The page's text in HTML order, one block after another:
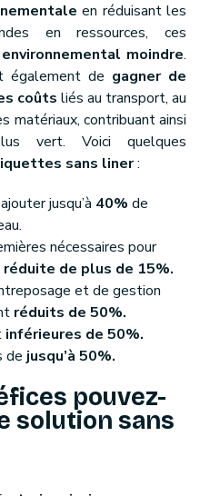
en réduisant les
en ressources, ces
moindre.
également de gagner de
coûts liés au transport, au
matériaux, contribuant ainsi
vert. Voici quelques
sans liner:
jusqu’à 40% de
nécessaires pour
réduite de plus de 15%.
et de gestion
réduits de 50%.
inférieures de 50%.
de jusqu’à 50%.
pouvez-
solution sans